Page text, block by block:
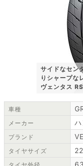
サイドなセン
りシャープな
ヴェンタス
車種
メーカー
ブランド
タイヤサイズ